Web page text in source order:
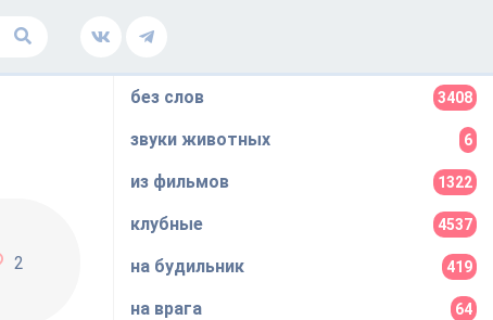
2
без слов 3408
звуки животных 6
из фильмов 1322
клубные 4537
на будильник 419
на врага 64